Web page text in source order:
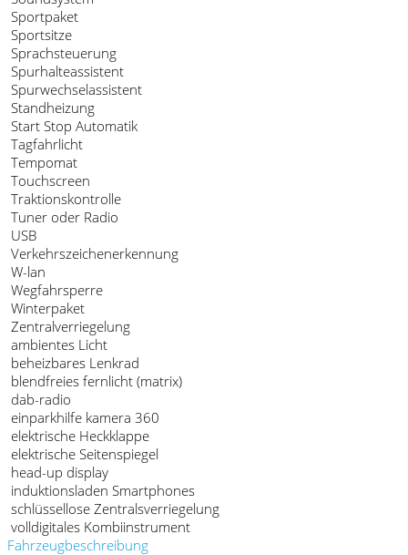
Sportpaket
Sportsitze
Sprachsteuerung
Spurhalteassistent
Spurwechselassistent
Standheizung
Start Stop Automatik
Tagfahrlicht
Tempomat
Touchscreen
Traktionskontrolle
Tuner oder Radio
USB
Verkehrszeichenerkennung
W-lan
Wegfahrsperre
Winterpaket
Zentralverriegelung
ambientes Licht
beheizbares Lenkrad
blendfreies fernlicht (matrix)
dab-radio
einparkhilfe kamera 360
elektrische Heckklappe
elektrische Seitenspiegel
head-up display
induktionsladen Smartphones
schlüssellose Zentralsverriegelung
volldigitales Kombiinstrument
Fahrzeugbeschreibung